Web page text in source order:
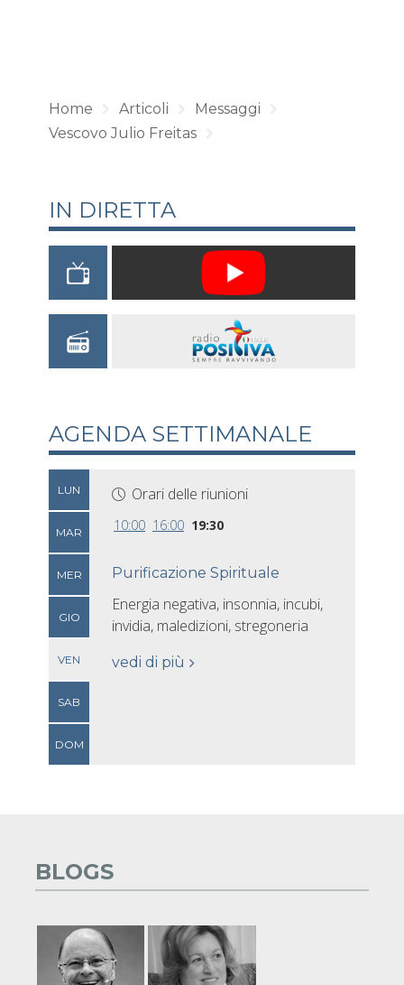
Home Articoli
Messaggi
Vescovo Julio Freitas
IN DIRETTA
AGENDA SETTIMANALE
LUN
MAR
MER
GIO
VEN
SAB
DOM
Orari delle riunioni
10:00 16:00 19:30
Purificazione Spirituale
Energia negativa, insonnia, incubi,
invidia, maledizioni, stregoneria
vedi di più
BLOGS